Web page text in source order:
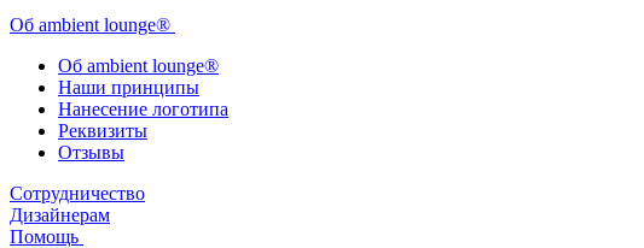
Об ambient lounge®
Oб ambient lounge®
Наши принципы
Нанесение логотипа
Реквизиты
Отзывы
Сотрудничество
Дизайнерам
Помощь